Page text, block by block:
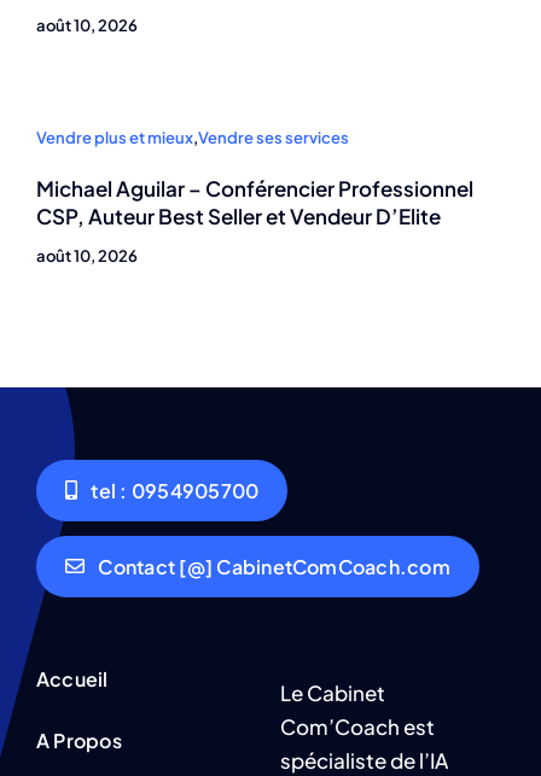
août 10, 2026
Vendre plus et mieux,Vendre ses services
Michael Aguilar – Conférencier Professionnel
CSP, Auteur Best Seller et Vendeur D’Elite
août 10, 2026
tel : 0954905700
Contact [@] CabinetComCoach.com
Accueil
A Propos
Le Cabinet
Com’Coach est
spécialiste de l’IA